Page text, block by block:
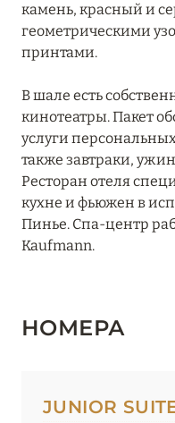
Hôtel de La Loze
Hotel Le Kaila
Hôtel Mont-Blanc
Hôtel Mont-Blanc
Hôtel Taj-I Mah
I.L.Y Hotels La Rosière
Keystone Lodge by
камень, красный и
геометрическими
принтами.
В шале есть
кинотеатры. Пакет
услуги
также завтраки,
Ресторан отеля
кухне и фьюжен в
Пинье. Спа-центр
Kaufmann.
НОМЕРА
JUNIOR